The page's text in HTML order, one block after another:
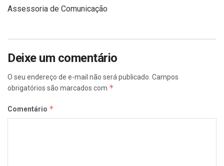
Assessoria de Comunicação
Deixe um comentário
O seu endereço de e-mail não será publicado. Campos
obrigatórios são marcados com *
Comentário *